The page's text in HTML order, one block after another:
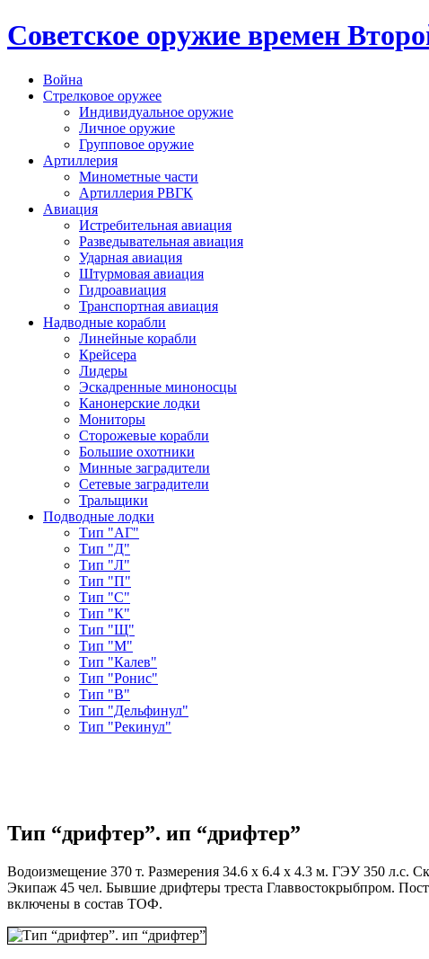
Cоветское оружие времен
Война
Стрелковое оружее
Индивидуальное оружие
Личное оружие
Групповое оружие
Артиллерия
Минометные части
Артиллерия РВГК
Авиация
Истребительная авиация
Разведывательная авиация
Ударная авиация
Штурмовая авиация
Гидроавиация
Транспортная авиация
Надводные корабли
Линейные корабли
Крейсера
Лидеры
Эскадренные миноносцы
Канонерские лодки
Мониторы
Сторожевые корабли
Большие охотники
Минные заградители
Сетевые заградители
Тральщики
Подводные лодки
Тип "АГ"
Тип "Д"
Тип "Л"
Тип "П"
Тип "С"
Тип "К"
Тип "Щ"
Тип "М"
Тип "Калев"
Тип "Ронис"
Тип "В"
Тип "Дельфинул"
Тип "Рекинул"
Тип “дрифтер”. ип “дрифтер”
Водоизмещение 370 т. Размерения 34.6 х 6.4 х 4.3 м. ГЭУ 350 л.с.
Экипаж 45 чел. Бывшие дрифтеры треста Главвостокрыбпром.
включены в состав ТОФ.